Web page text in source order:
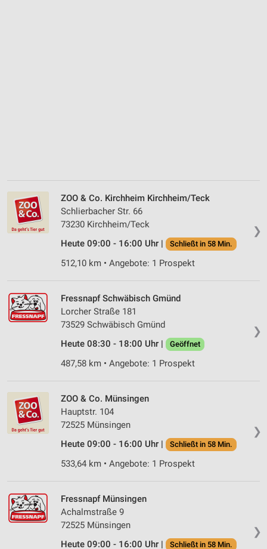
❯
ZOO & Co. Kirchheim Kirchheim/Teck
Schlierbacher Str. 66
73230 Kirchheim/Teck
Heute 09:00 - 16:00 Uhr |
Schließt in 58 Min.
512,10 km • Angebote: 1 Prospekt
❯
Fressnapf Schwäbisch Gmünd
Lorcher Straße 181
73529 Schwäbisch Gmünd
Heute 08:30 - 18:00 Uhr |
Geöffnet
487,58 km • Angebote: 1 Prospekt
❯
ZOO & Co. Münsingen
Hauptstr. 104
72525 Münsingen
Heute 09:00 - 16:00 Uhr |
Schließt in 58 Min.
533,64 km • Angebote: 1 Prospekt
❯
Fressnapf Münsingen
Achalmstraße 9
72525 Münsingen
Heute 09:00 - 16:00 Uhr |
Schließt in 58 Min.